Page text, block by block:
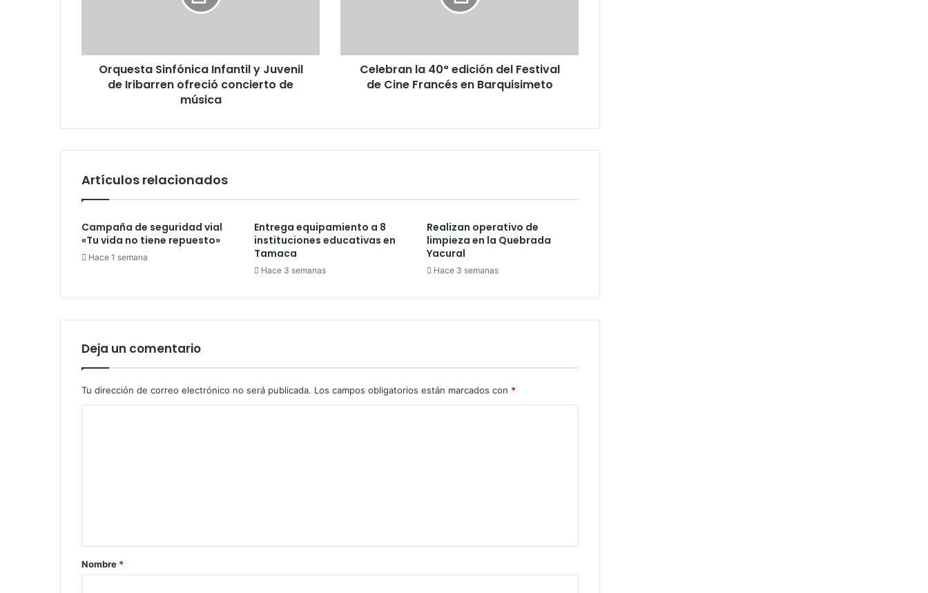
concierto
música
Orquesta Sinfónica Infantil y Juvenil
de Iribarren ofreció concierto de
música
Francés
Barquisimeto
Celebran la 40° edición del Festival
de Cine Francés en Barquisimeto
Artículos relacionados
Campaña de seguridad vial
«Tu vida no tiene repuesto»
Hace 1 semana
Entrega equipamiento a 8
instituciones educativas en
Tamaca
Hace 3 semanas
Realizan operativo de
limpieza en la Quebrada
Yacural
Hace 3 semanas
Deja un comentario
Tu dirección de correo electrónico no será publicada. Los campos obligatorios están marcados con *
rNombre *